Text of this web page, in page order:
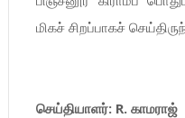
மிகச் சிறப்பாகச்
செய்தியாளர்: R. காமராஜ்